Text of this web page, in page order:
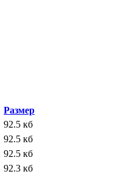
Размер
92.5 кб
92.5 кб
92.5 кб
92.3 кб